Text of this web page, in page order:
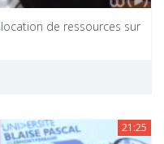
de ressources sur
21:25